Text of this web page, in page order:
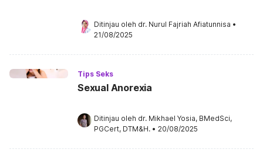
Ditinjau oleh dr. Nurul Fajriah Afiatunnisa •
21/08/2025
Tips Seks
Sexual Anorexia
Ditinjau oleh dr. Mikhael Yosia, BMedSci,
PGCert, DTM&H. • 20/08/2025